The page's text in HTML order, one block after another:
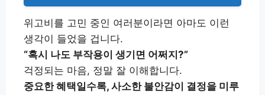
위고비를 고민 중인 여러분이라면 아마도 이런
생각이 들었을 겁니다.
“혹시 나도 부작용이 생기면 어쩌지?”
걱정되는 마음, 정말 잘 이해합니다.
중요한 혜택일수록, 사소한 불안감이 결정을 미루